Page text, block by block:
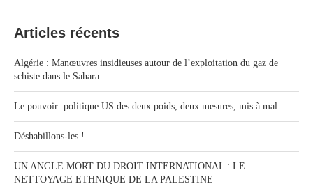
Articles récents
Algérie : Manœuvres insidieuses autour de l’exploitation du gaz de
schiste dans le Sahara
Le pouvoir politique US des deux poids, deux mesures, mis à mal
Déshabillons-les !
UN ANGLE MORT DU DROIT INTERNATIONAL : LE
NETTOYAGE ETHNIQUE DE LA PALESTINE